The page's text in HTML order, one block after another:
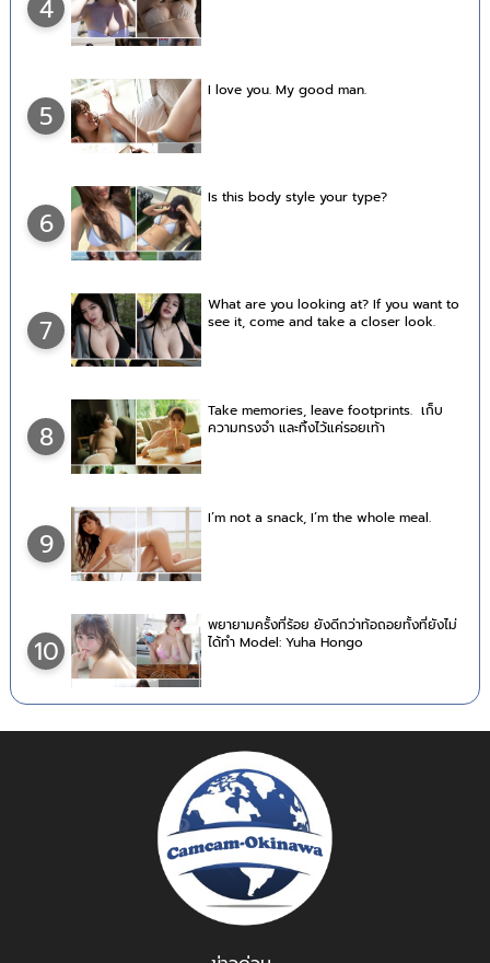
4
5
I love you. My good man.
6
Is this body style your type?
7
What are you looking at? If you want to
see it, come and take a closer look.
8
Take memories, leave footprints. เก็บ
ความทรงจำ และทิ้งไว้แค่รอยเท้า
9
I’m not a snack, I’m the whole meal.
10
พยายามครั้งที่ร้อย ยังดีกว่าท้อถอยทั้งที่ยังไม่
ได้ทำ Model: Yuha Hongo